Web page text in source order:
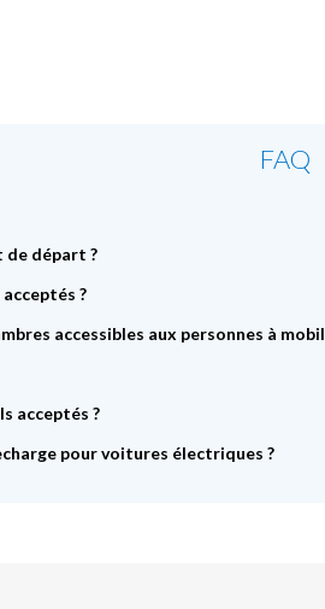
FAQ
de départ ?
?
accessibles aux personnes à
acceptés ?
pour voitures électriques ?